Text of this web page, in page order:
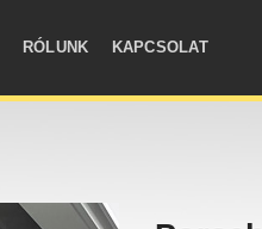
RÓLUNK KAPCSOLAT